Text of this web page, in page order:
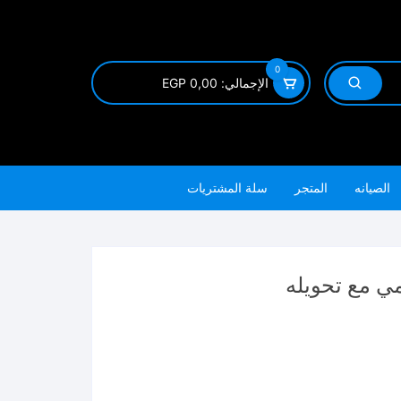
0
الإجمالي: 0,00
EGP
الصيانه المتجر سلة المشتريات